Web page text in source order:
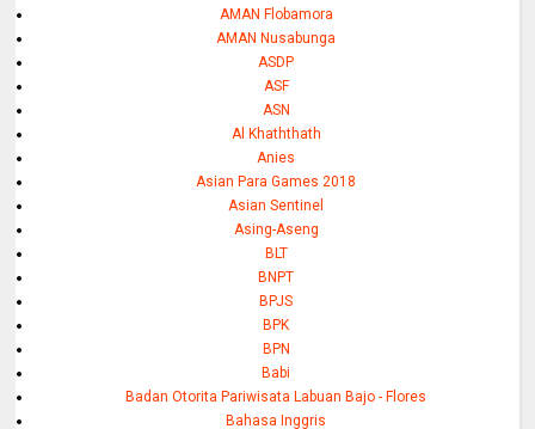
AMAN Flobamora
AMAN Nusabunga
ASDP
ASF
ASN
Al Khaththath
Anies
Asian Para Games 2018
Asian Sentinel
Asing-Aseng
BLT
BNPT
BPJS
BPK
BPN
Babi
Badan Otorita Pariwisata Labuan Bajo - Flores
Bahasa Inggris